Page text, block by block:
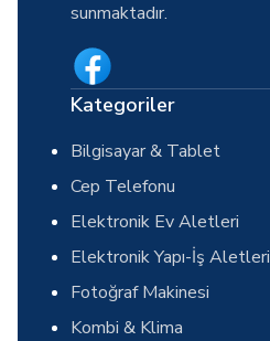
sunmaktadır.
Kategoriler
Bilgisayar & Tablet
Cep Telefonu
Elektronik Ev Aletleri
Elektronik Yapı-İş Aletleri
Fotoğraf Makinesi
Kombi & Klima